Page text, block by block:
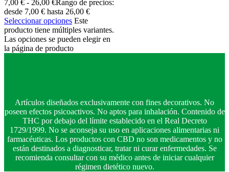
7,00 € - 26,00 €Rango de precios:
desde 7,00 € hasta 26,00 €
Seleccionar opciones Este
producto tiene múltiples variantes.
Las opciones se pueden elegir en
la página de producto
Artículos diseñados exclusivamente con fines decorativos. No
poseen efectos psicoactivos. No aptos para inhalación. Contenido de
THC por debajo del límite establecido en el Real Decreto
1729/1999. No se aconseja su uso en aplicaciones alimentarias ni
farmacéuticas. Los productos con CBD no son medicamentos y no
están destinados a diagnosticar, tratar ni curar enfermedades. Se
recomienda consultar con su médico antes de iniciar cualquier
régimen dietético nuevo.